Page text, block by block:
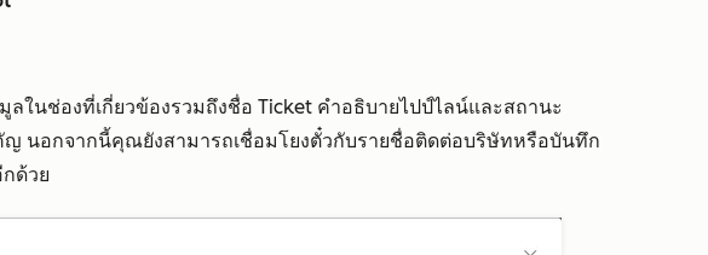
ในช่องที่เกี่ยวข้องรวมถึงชื่อ Ticket คำอธิบายไปป์ไลน์และสถานะ
ญ นอกจากนี้คุณยังสามารถเชื่อมโยงตั๋วกับรายชื่อติดต่อบริษัทหรือบันทึก
ด้วย